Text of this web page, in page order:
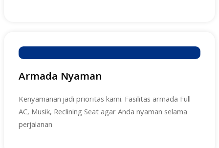
Armada Nyaman
Kenyamanan jadi prioritas kami. Fasilitas armada Full
AC, Musik, Reclining Seat agar Anda nyaman selama
perjalanan